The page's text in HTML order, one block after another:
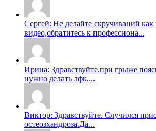
Сергей: Не делайте скручиваний как
видео,обратитесь к профессиона...
Ирина: Здравствуйте,при грыже
нужно делать лфк,...
Виктор: Здравствуйте. Случился
остеозхандроза.Да...